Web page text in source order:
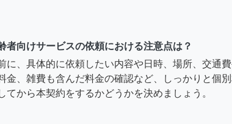
者向けサービスの依頼における注意点は？
に、具体的に依頼したい内容や日時、場所、交通
金、雑費も含んだ料金の確認など、しっかりと個
てから本契約をするかどうかを決めましょう。